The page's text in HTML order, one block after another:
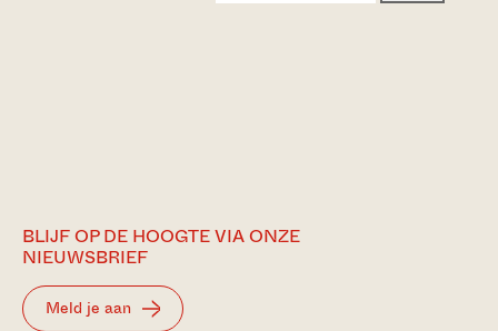
BLIJF OP DE HOOGTE VIA ONZE
NIEUWSBRIEF
Meld je aan